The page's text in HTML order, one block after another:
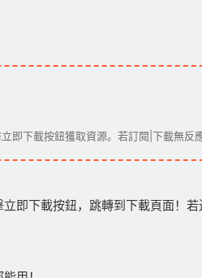
即下載按鈕獲取資源。若訂閱|下載無反
即下載按鈕，跳轉到下載頁面！若